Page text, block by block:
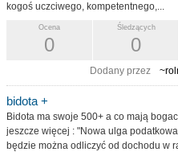
kogoś uczciwego, kompetentnego,...
Śledzących
0
Ocena
0
Dodany przez
bidota +
Bidota ma swoje 500+ a co mają
jeszcze więcej : "Nowa ulga
będzie można odliczyć od dochodu w